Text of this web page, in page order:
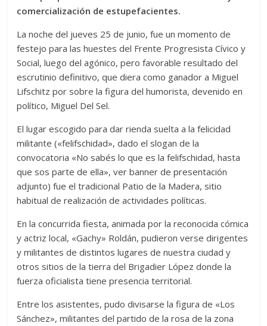
comercialización de estupefacientes.
La noche del jueves 25 de junio, fue un momento de
festejo para las huestes del Frente Progresista Cívico y
Social, luego del agónico, pero favorable resultado del
escrutinio definitivo, que diera como ganador a Miguel
Lifschitz por sobre la figura del humorista, devenido en
político, Miguel Del Sel.
El lugar escogido para dar rienda suelta a la felicidad
militante («felifschidad», dado el slogan de la
convocatoria «No sabés lo que es la felifschidad, hasta
que sos parte de ella», ver banner de presentación
adjunto) fue el tradicional Patio de la Madera, sitio
habitual de realización de actividades políticas.
En la concurrida fiesta, animada por la reconocida cómica
y actriz local, «Gachy» Roldán, pudieron verse dirigentes
y militantes de distintos lugares de nuestra ciudad y
otros sitios de la tierra del Brigadier López donde la
fuerza oficialista tiene presencia territorial.
Entre los asistentes, pudo divisarse la figura de «Los
Sánchez», militantes del partido de la rosa de la zona